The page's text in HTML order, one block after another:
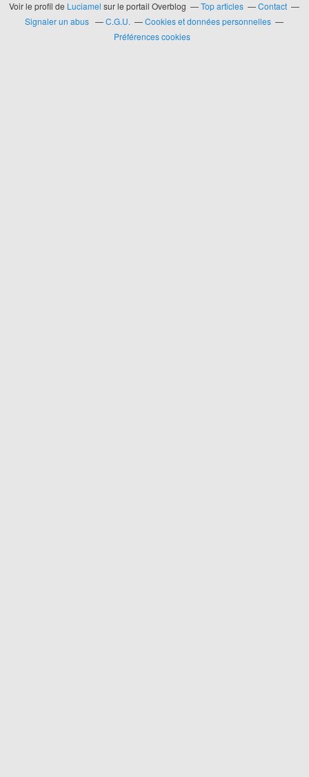
Voir le profil de Luciamel sur le portail Overblog Top articles
Contact
Signaler un abus
C.G.U.
Cookies et données personnelles
Préférences cookies